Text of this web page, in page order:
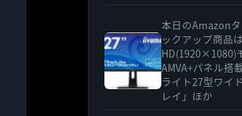
本日のAmazon
ックアップ商品
HD(1920×1080)
AMVA+パネル搭
ライト27型ワイ
レイ」ほか